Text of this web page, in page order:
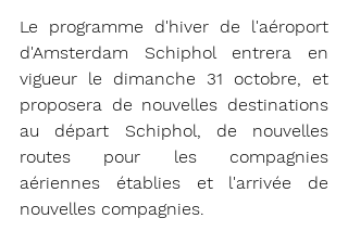
Le programme d'hiver de l'aéroport
d'Amsterdam Schiphol entrera en
vigueur le dimanche 31 octobre, et
proposera de nouvelles destinations
au départ Schiphol, de nouvelles
routes pour les compagnies
aériennes établies et l'arrivée de
nouvelles compagnies.